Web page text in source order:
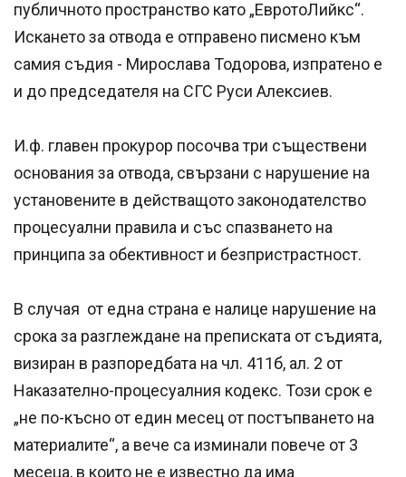
публичното пространство като „ЕвротоЛийкс“.
Искането за отвода е отправено писмено към
самия съдия - Мирослава Тодорова, изпратено е
и до председателя на СГС Руси Алексиев.
И.ф. главен прокурор посочва три съществени
основания за отвода, свързани с нарушение на
установените в действащото законодателство
процесуални правила и със спазването на
принципа за обективност и безпристрастност.
В случая от една страна е налице нарушение на
срока за разглеждане на преписката от съдията,
визиран в разпоредбата на чл. 411б, ал. 2 от
Наказателно-процесуалния кодекс. Този срок е
„не по-късно от един месец от постъпването на
материалите“, а вече са изминали повече от 3
месеца, в които не е известно да има